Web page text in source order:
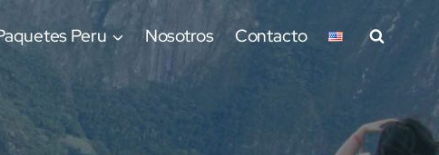
Peru Nosotros Contacto